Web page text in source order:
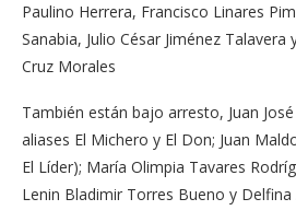
Paulino Herrera, Francis­co Linares
Sanabia, Julio César Jiménez Talavera
Cruz Morales
También están ba­jo arresto, Juan
alia­ses El Michero y El Don; Juan
El Líder); Ma­ría Olimpia Tavares
Lenin Bladimir Torres Bueno y Delfina